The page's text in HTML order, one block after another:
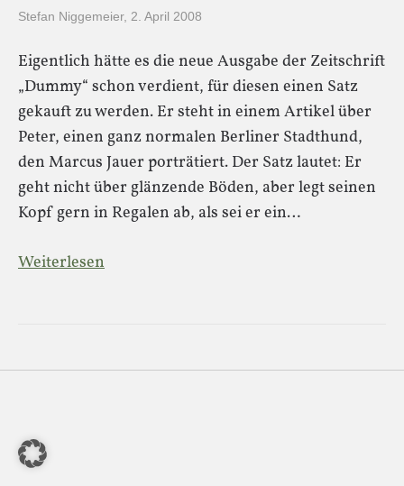
Stefan Niggemeier, 2. April 2008
Eigentlich hätte es die neue Ausgabe der Zeitschrift
„Dummy“ schon verdient, für diesen einen Satz
gekauft zu werden. Er steht in einem Artikel über
Peter, einen ganz normalen Berliner Stadthund,
den Marcus Jauer porträtiert. Der Satz lautet: Er
geht nicht über glänzende Böden, aber legt seinen
Kopf gern in Regalen ab, als sei er ein…
Weiterlesen